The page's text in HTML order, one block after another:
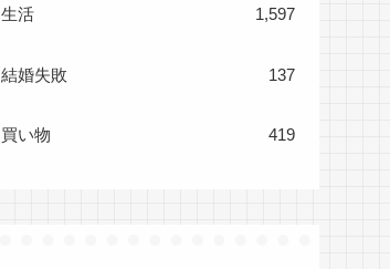
生活 1,597
結婚失敗 137
買い物 419